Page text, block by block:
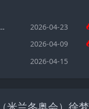
美股三大指数集体高开，布油重回100美元上方 2026-04-23
2026-04-09
2026-04-15